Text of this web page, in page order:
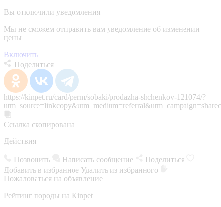
Вы отключили уведомления
Мы не сможем отправить вам уведомление об изменении
цены
Включить
Поделиться
https://kinpet.ru/card/perm/sobaki/prodazha-shchenkov-121074/?
Ссылка скопирована
Действия
Позвонить Написать сообщение
Поделиться
Добавить в избранное Удалить из избранного
Пожаловаться на объявление
Рейтинг породы на Kinpet